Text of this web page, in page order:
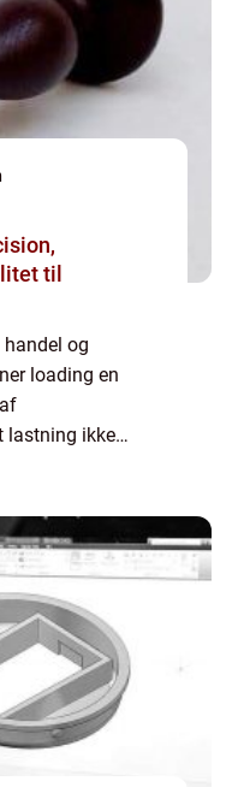
til
og
loading en
lastning ikke